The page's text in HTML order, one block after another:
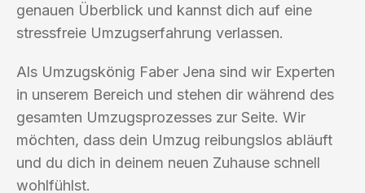
genauen Überblick und kannst dich auf eine
stressfreie Umzugserfahrung verlassen.
Als Umzugskönig Faber Jena sind wir Experten
in unserem Bereich und stehen dir während des
gesamten Umzugsprozesses zur Seite. Wir
möchten, dass dein Umzug reibungslos abläuft
und du dich in deinem neuen Zuhause schnell
wohlfühlst.